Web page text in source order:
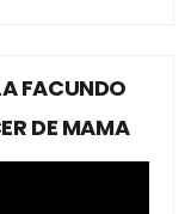
FACUNDO
DE MAMA